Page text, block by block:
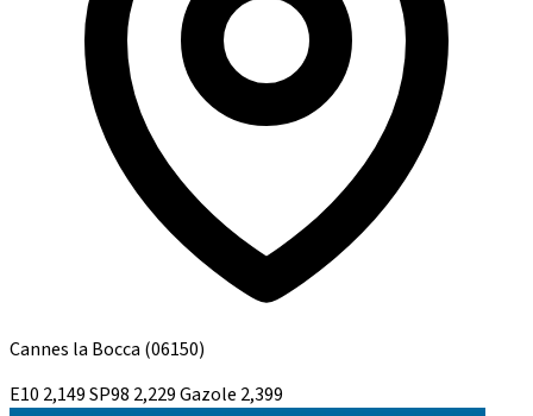
Cannes la Bocca (06150)
E10 2,149SP98 2,229Gazole 2,399